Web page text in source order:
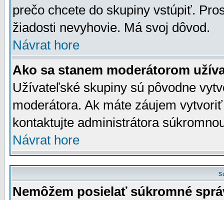
prečo chcete do skupiny vstúpiť.
žiadosti nevyhovie. Má svoj dôvod.
Návrat hore
Ako sa stanem moderátorom
Užívateľské skupiny sú pôvodne
moderátora. Ak máte záujem
kontaktujte administrátora
Návrat hore
Nemôžem posielať súkromné